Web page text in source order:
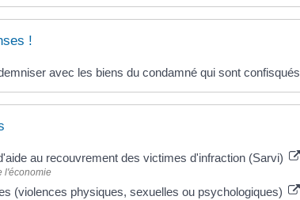
!
avec les biens du condamné qui sont
au recouvrement des victimes d'infraction (Sarvi)
l'économie
(violences physiques, sexuelles ou psychologiques)